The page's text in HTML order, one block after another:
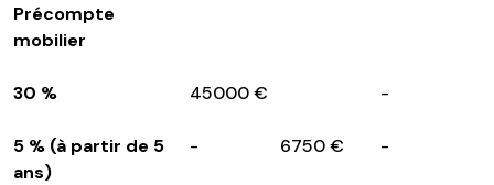
Précompte
mobilier
30 % 45000 € -
5 % (à partir de 5
ans)
- 6750 € -